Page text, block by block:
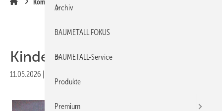
Kommentar
Kinder betet, der Vater lötet
11.05.2026
Archiv
BAUMETALL FOKUS
BAUMETALL-Service
Produkte
Premium